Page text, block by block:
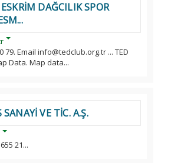
DAĞCILIK SPOR
79. Email info@tedclub.org.tr ... TED
Data. Map data...
SANAYİ VE TİC. A.Ş.
21...